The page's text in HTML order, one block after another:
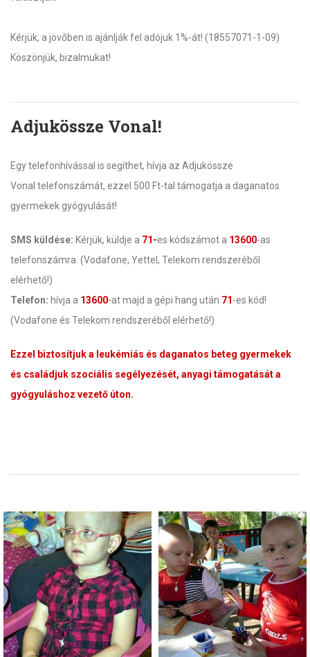
Kérjük, a jövőben is ajánlják fel adójuk 1%-át! (18557071-1-09)
Köszönjük, bizalmukat!
Adjukössze Vonal!
Egy telefonhívással is segíthet, hívja az Adjukössze
Vonal telefonszámát, ezzel 500 Ft-tal támogatja a daganatos
gyermekek gyógyulását!
SMS küldése: Kérjük, küldje a 71-es kódszámot a 13600-as
telefonszámra. (Vodafone, Yettel, Telekom rendszeréből
elérhető!)
Telefon: hívja a 13600-at majd a gépi hang után 71-es kód!
(Vodafone és Telekom rendszeréből elérhető!)
Ezzel biztosítjuk a leukémiás és daganatos beteg gyermekek
és családjuk szociális segélyezését, anyagi támogatását a
gyógyuláshoz vezető úton.